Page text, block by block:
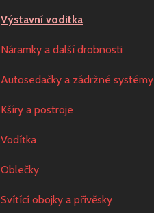
Výstavní voditka
Náramky a další drobnosti
Autosedačky a zádržné systémy
Kšíry a postroje
Vodítka
Oblečky
Svítící obojky a přívěsky